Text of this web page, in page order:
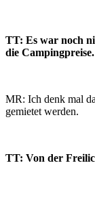
TT: Es war noch
die Campingpreise.
MR: Ich denk mal
gemietet werden.
TT: Von der